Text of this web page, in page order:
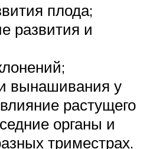
плода;
развития и
вынашивания у
растущего
органы и
триместрах.